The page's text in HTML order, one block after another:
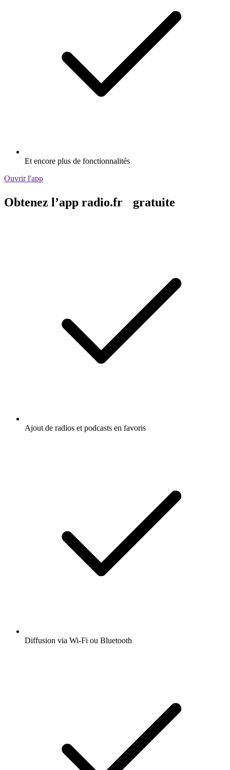
Et encore plus de fonctionnalités
Ouvrir l'app
Obtenez l’app radio.fr gratuite
Ajout de radios et podcasts en favoris
Diffusion via Wi-Fi ou Bluetooth